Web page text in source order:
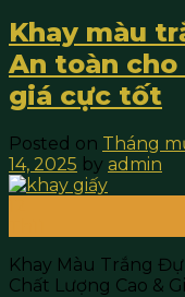
Khay màu
An toàn
giá cực tốt
Posted on Tháng
14, 2025 by admin
Khay Màu Trắng
Chất Lượng Cao &